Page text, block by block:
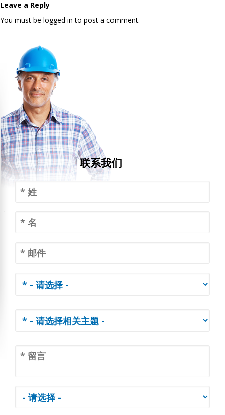
navigation
Leave a Reply
You must be logged in to post a comment.
联系我们